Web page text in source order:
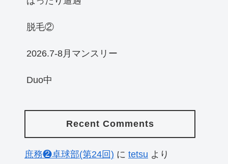
脱毛②
2026.7-8月マンスリー
Duo中
Recent Comments
庶務❷卓球部(第24回) に tetsu より